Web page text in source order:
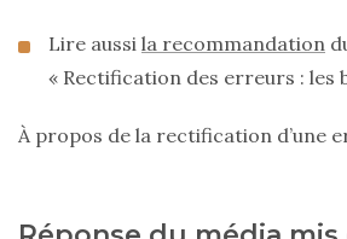
Lire aussi la recommandation
« Rectification des erreurs : les
À propos de la rectification d’une